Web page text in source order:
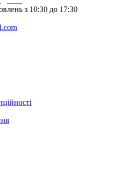
з 10:30 до 17:30